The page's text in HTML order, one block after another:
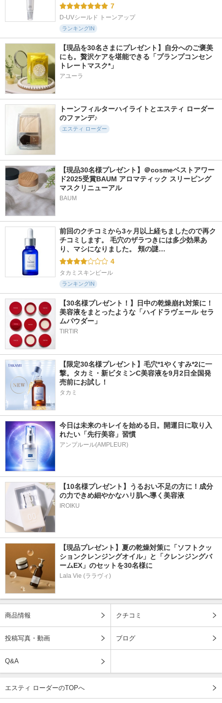
7
D-UVシールド トーンアップ
ランキングIN
【現品を30名さまにプレゼント】自分へのご褒美
にも。贅沢ケアを堪能できる「プランプコンセン
トレートマスク*」
アユーラ
トーンフィルターハイライトとエスティ ローダー
のファンデ♪
エスティ ローダー
【現品30名様プレゼント】＠cosmeベストアワー
ド2025受賞BAUM アロマティック スリーピング
マスクリニューアル
BAUM
前回のクチコミから3ヶ月以上経ちましたので再ク
チコミします。 毛穴のザラつきには多少効果あ
り、マシになりました。 頬の謎…
4
タカミスキンピール
ランキングIN
【30名様プレゼント！】日中の乾燥崩れ対策に！
美容液をまとったような「ハイドラヴェール セラ
ムパウダー」
TIRTIR
【限定30名様プレゼント】毛穴*1やくすみ*2に一
撃。タカミ・新ビタミンC美容液を9月2日全国発
売前にお試し！
タカミ
今日は未来のキレイを始める日。開運日に取り入
れたい「先行美容」習慣
アンプルール(AMPLEUR)
【10名様プレゼント】うるおい不足の方に！成分
の力できめ細やかなハリ肌へ導く美容液
IROIKU
【現品プレゼント】夏の乾燥対策に「ソフトクッ
ションクレンジングオイル」と「クレンジングバ
ームEX」のセットを30名様に
Lala Vie (ララヴィ)
商品情報 クチコミ
投稿写真・動画 ブログ
Q&A
エスティ ローダーのTOPへ